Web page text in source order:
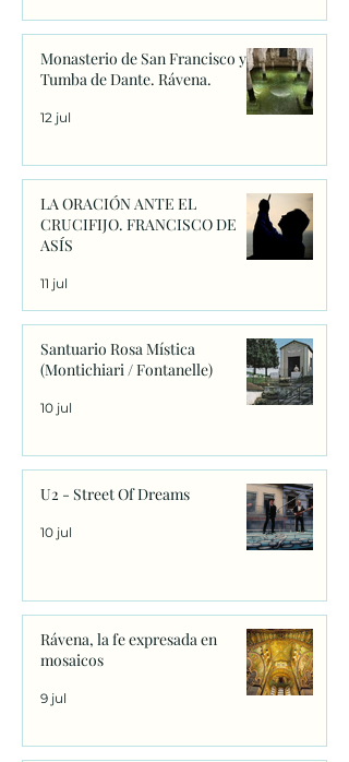
Monasterio de San Francisco y
Tumba de Dante. Rávena.
12 jul
LA ORACIÓN ANTE EL
CRUCIFIJO. FRANCISCO DE
ASÍS
11 jul
Santuario Rosa Mística
(Montichiari / Fontanelle)
10 jul
U2 - Street Of Dreams
10 jul
Rávena, la fe expresada en
mosaicos
9 jul